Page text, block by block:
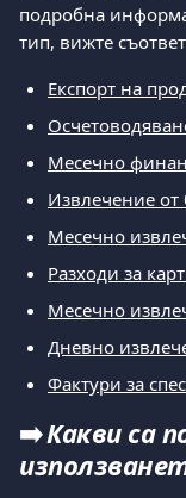
подробна
тип, вижте
Експорт на
Месечно
Извлечение от
Месечно
Разходи за
Месечно
Дневно
Фактури за
➡️ Какви са